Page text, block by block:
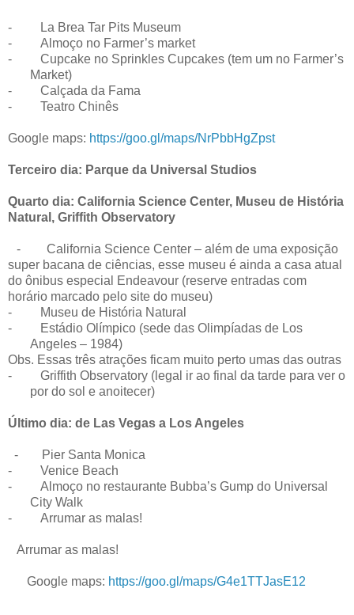
-
La Brea Tar Pits Museum
-
Almoço no Farmer’s market
-
Cupcake no Sprinkles Cupcakes (tem um no Farmer’s
Market)
-
Calçada da Fama
-
Teatro Chinês
Google maps: https://goo.gl/maps/NrPbbHgZpst
Terceiro dia: Parque da Universal Studios
Quarto dia: California Science Center, Museu de História
Natural, Griffith Observatory
-
California Science Center – além de uma exposição
super bacana de ciências, esse museu é ainda a casa atual
do ônibus especial Endeavour (reserve entradas com
horário marcado pelo site do museu)
-
Museu de História Natural
-
Estádio Olímpico (sede das Olimpíadas de Los
Angeles – 1984)
Obs. Essas três atrações ficam muito perto umas das outras
-
Griffith Observatory (legal ir ao final da tarde para ver o
por do sol e anoitecer)
Último dia: de Las Vegas a Los Angeles
-
Pier Santa Monica
-
Venice Beach
-
Almoço no restaurante Bubba’s Gump do Universal
City Walk
-
Arrumar as malas!
Arrumar as malas!
Google maps: https://goo.gl/maps/G4e1TTJasE12